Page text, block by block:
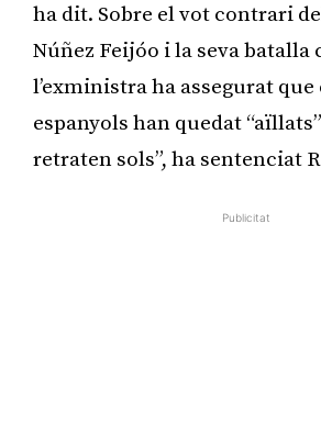
ha dit. Sobre el vot contrari
Núñez Feijóo i la seva batalla
l’exministra ha assegurat
espanyols han quedat “aïllats”
retraten sols”, ha sentenciat
Publicitat